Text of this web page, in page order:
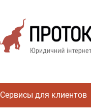
Сервисы для клиентов